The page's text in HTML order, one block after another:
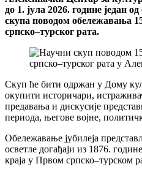
до 1. јула 2026. године један
скупа поводом обележавања
српско–турског рата.
Скуп ће бити одржан у Дому
окупити историчари,
предавања и дискусије
периода, његове војне,
Обележавање јубилеја
осветле догађаји из 1876.
краја у Првом српско–турском